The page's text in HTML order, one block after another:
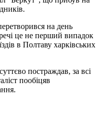
на день
це не перший випадок
в Полтаву харківських
постраждав, за всі
пообіцяв